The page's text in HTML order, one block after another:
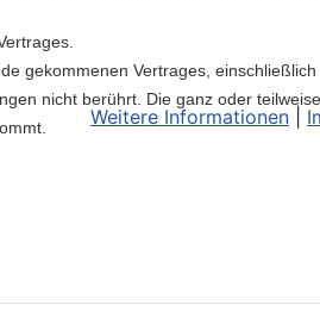
gekommenen Vertrages,
nicht berührt. Die ganz oder
Weitere Informationen